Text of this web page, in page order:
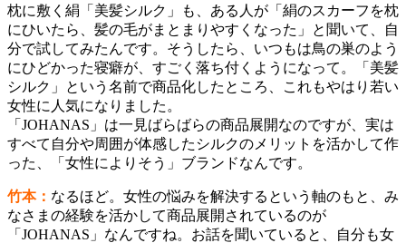
枕に敷く絹「美髪シルク」も、ある人が「絹のスカーフを枕
にひいたら、髪の毛がまとまりやすくなった」と聞いて、自
分で試してみたんです。そうしたら、いつもは鳥の巣のよう
にひどかった寝癖が、すごく落ち付くようになって。「美髪
シルク」という名前で商品化したところ、これもやはり若い
女性に人気になりました。
「JOHANAS」は一見ばらばらの商品展開なのですが、実は
すべて自分や周囲が体感したシルクのメリットを活かして作
った、「女性によりそう」ブランドなんです。
竹本： なるほど。女性の悩みを解決するという軸のもと、み
なさまの経験を活かして商品展開されているのが
「JOHANAS」なんですね。お話を聞いていると、自分も女